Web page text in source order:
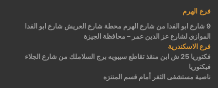
فرع الهرم
9 شارع ابو الفدا من شارع الهرم محطة شارع العريش شارع ابو الفدا
الموازي لشارع عز الدين عمر – محافظة الجيزة
فرع الاسكندرية
فكتوريا 25 ش ابن منقذ تقاطع سيبويه برج السلاملك من شارع الجلاء
فيكتوريا
ناصية مستشفى الثغر أمام قسم المنتزه